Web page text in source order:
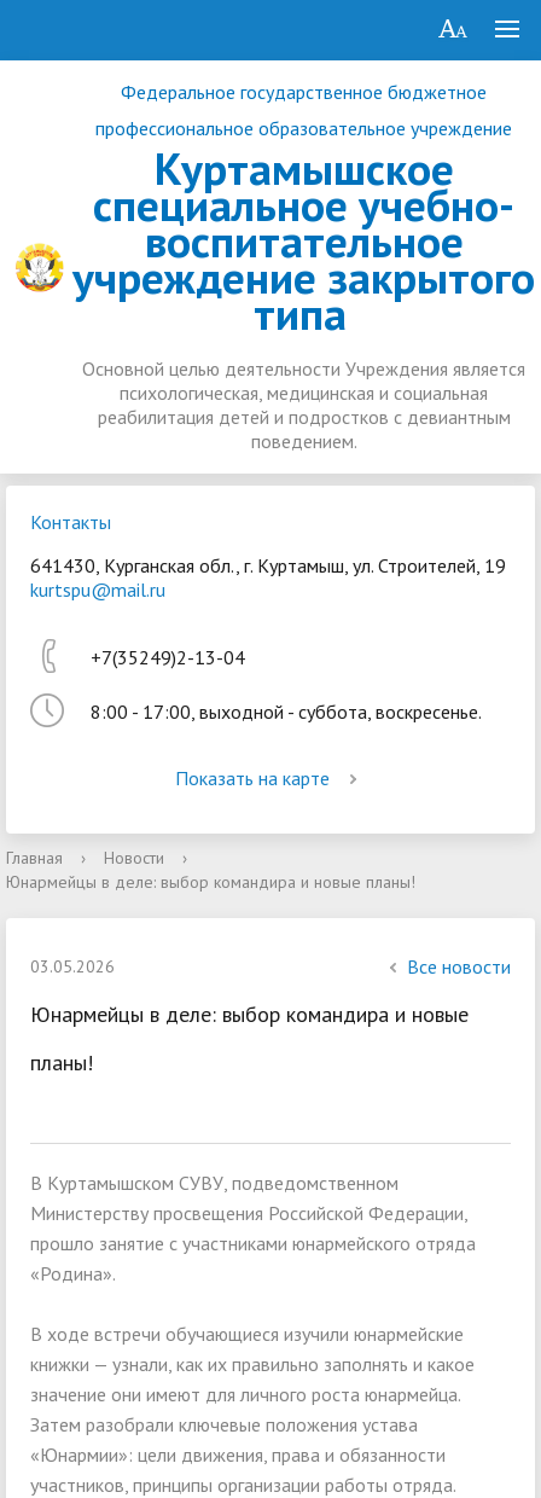
Федеральное государственное бюджетное
профессиональное образовательное учреждение
Куртамышское
специальное учебно-
воспитательное
учреждение закрытого
типа
Основной целью деятельности Учреждения является
психологическая, медицинская и социальная
реабилитация детей и подростков с девиантным
поведением.
Войти
Контакты
641430, Курганская обл., г. Куртамыш, ул. Строителей, 19
kurtspu@mail.ru
+7(35249)2-13-04
8:00 - 17:00, выходной - суббота, воскресенье.
Показать на карте
Главная › Новости
›
Юнармейцы в деле: выбор командира и новые планы!
03.05.2026 Все новости
Юнармейцы в деле: выбор командира и новые
планы!
В Куртамышском СУВУ, подведомственном
Министерству просвещения Российской Федерации,
прошло занятие с участниками юнармейского отряда
«Родина».
В ходе встречи обучающиеся изучили юнармейские
книжки — узнали, как их правильно заполнять и какое
значение они имеют для личного роста юнармейца.
Затем разобрали ключевые положения устава
«Юнармии»: цели движения, права и обязанности
участников, принципы организации работы отряда.